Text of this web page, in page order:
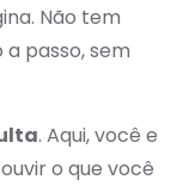
Não tem
passo, sem
. Aqui, você e
o que você